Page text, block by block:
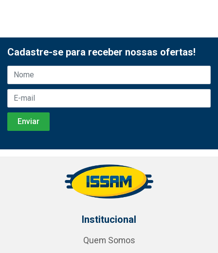
Cadastre-se para receber nossas ofertas!
Institucional
Quem Somos